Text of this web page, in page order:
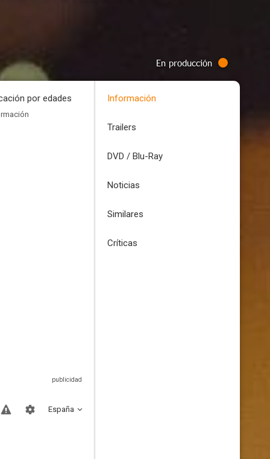
En producción
por edades
España
Información
Trailers
DVD / Blu-Ray
Noticias
Similares
Críticas